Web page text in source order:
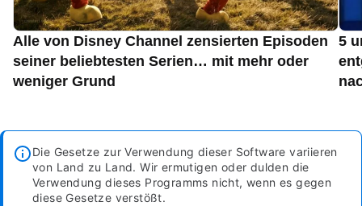
Alle von Disney Channel zensierten Episoden
seiner beliebtesten Serien… mit mehr oder
weniger Grund
5
Die Gesetze zur Verwendung dieser Software variieren
von Land zu Land. Wir ermutigen oder dulden die
Verwendung dieses Programms nicht, wenn es gegen
diese Gesetze verstößt.